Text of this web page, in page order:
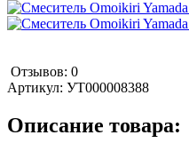
Отзывов: 0
Артикул: УТ000008388
Описание товара: